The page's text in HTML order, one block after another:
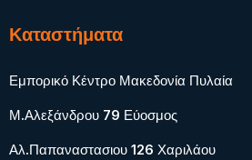
Καταστήματα
Εμπορικό Κέντρο Μακεδονία Πυλαία
Μ.Αλεξάνδρου 79 Εύοσμος
Αλ.Παπαναστασιου 126 Χαριλάου